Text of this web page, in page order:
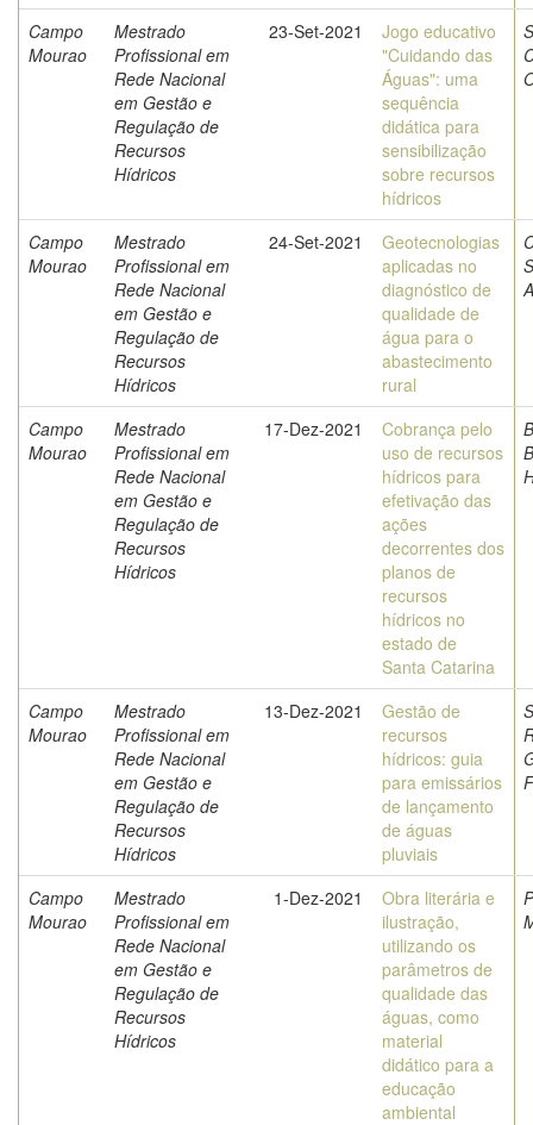
Campo
Mourao
Mestrado
Profissional em
Rede Nacional
em Gestão e
Regulação de
Recursos
Hídricos
23-Set-2021
Jogo educativo
"Cuidando das
Águas": uma
sequência
didática para
sensibilização
sobre recursos
hídricos
Campo
Mourao
Mestrado
Profissional em
Rede Nacional
em Gestão e
Regulação de
Recursos
Hídricos
24-Set-2021
Geotecnologias
aplicadas no
diagnóstico de
qualidade de
água para o
abastecimento
rural
Campo
Mourao
Mestrado
Profissional em
Rede Nacional
em Gestão e
Regulação de
Recursos
Hídricos
17-Dez-2021
Cobrança pelo
uso de recursos
hídricos para
efetivação das
ações
decorrentes dos
planos de
recursos
hídricos no
estado de
Santa Catarina
Campo
Mourao
Mestrado
Profissional em
Rede Nacional
em Gestão e
Regulação de
Recursos
Hídricos
13-Dez-2021
Gestão de
recursos
hídricos: guia
para emissários
de lançamento
de águas
pluviais
Campo
Mourao
Mestrado
Profissional em
Rede Nacional
em Gestão e
Regulação de
Recursos
Hídricos
1-Dez-2021
Obra literária e
ilustração,
utilizando os
parâmetros de
qualidade das
águas, como
material
didático para a
educação
ambiental